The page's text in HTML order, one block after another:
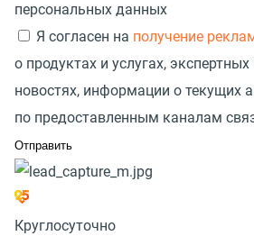
персональных данных
Я согласен на получение
о продуктах и услугах,
новостях, информации о текущих
по предоставленным каналам
Круглосуточно